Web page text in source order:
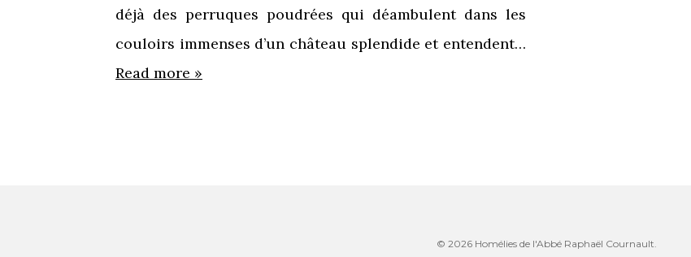
déjà des perruques poudrées qui déambulent dans les
couloirs immenses d’un château splendide et entendent…
Read more »
© 2026 Homélies de l'Abbé Raphaël Cournault.